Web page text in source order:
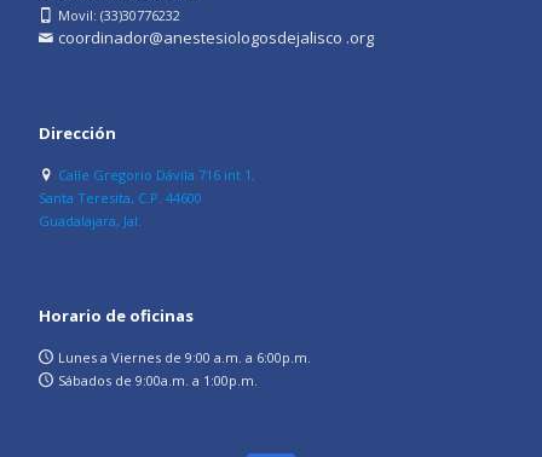
Movil: (33)30776232
coordinador@anestesiologosdejalisco .org
Dirección
Calle Gregorio Dávila 716 int 1,
Santa Teresita, C.P. 44600
Guadalajara, Jal.
Horario de oficinas
Lunes a Viernes de 9:00 a.m. a 6:00p.m.
Sábados de 9:00a.m. a 1:00p.m.